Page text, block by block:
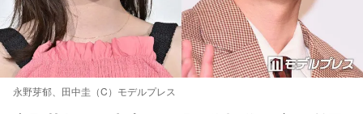
永野芽郁、田中圭（C）モデルプレス